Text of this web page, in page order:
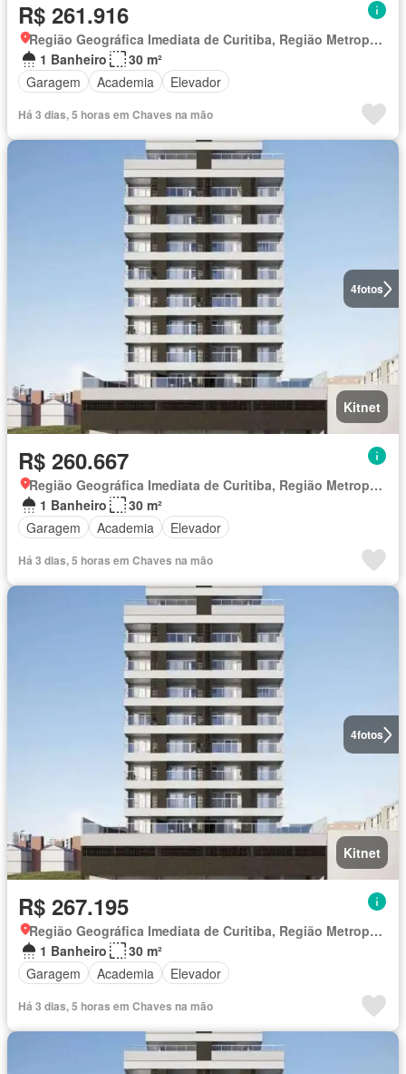
R$ 261.916
Região Geográfica Imediata de Curitiba, Região Metropolitana de Curitiba
1 Banheiro
30 m²
Garagem
Academia Elevador
Há 3 dias, 5 horas em Chaves na mão
4fotos
Kitnet
R$ 260.667
Região Geográfica Imediata de Curitiba, Região Metropolitana de Curitiba
1 Banheiro
30 m²
Garagem
Academia Elevador
Há 3 dias, 5 horas em Chaves na mão
4fotos
Kitnet
R$ 267.195
Região Geográfica Imediata de Curitiba, Região Metropolitana de Curitiba
1 Banheiro
30 m²
Garagem
Academia Elevador
Há 3 dias, 5 horas em Chaves na mão